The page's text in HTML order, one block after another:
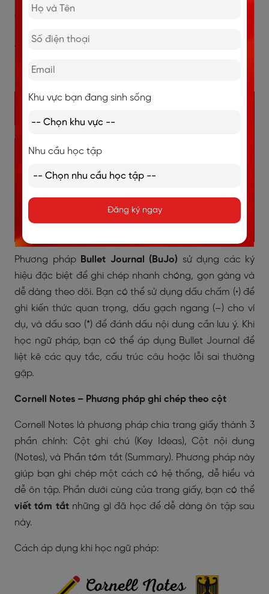
chức thông tin một cách logic, dễ tra cứu và ôn tập.
thể áp dụng ngay:
Bullet Journal – Ghi chép theo hệ thống ký hiệu
Phương pháp Bullet Journal (BuJo) sử dụng các ký
hiệu đặc biệt để ghi chép nhanh chóng, gọn gàng và
dễ dàng theo dõi. Bạn có thể sử dụng dấu chấm (•) để
ghi kiến thức quan trọng, dấu gạch ngang (–) cho ví
dụ, và dấu sao (*) để đánh dấu nội dung cần lưu ý. Khi
học ngữ pháp, bạn có thể áp dụng Bullet Journal để
liệt kê các quy tắc, cấu trúc câu hoặc lỗi sai thường
gặp.
Cornell Notes – Phương pháp ghi chép theo cột
Cornell Notes là phương pháp chia trang giấy thành 3
phần chính: Cột ghi chú (Key Ideas), Cột nội dung
(Notes), và Phần tóm tắt (Summary). Phương pháp này
giúp bạn ghi chép một cách có hệ thống, dễ hiểu và
dễ ôn tập. Phần dưới cùng của trang giấy, bạn có thể
viết tóm tắtnhững gì đã học để dễ dàng ôn tập sau
này.
Cách áp dụng khi học ngữ pháp:
Khu vực bạn đang sinh sống
Nhu cầu học tập
Đăng ký ngay